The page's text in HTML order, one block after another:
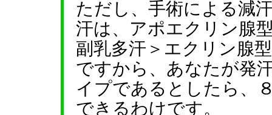
ただし、手術による減
汗は、アポエクリン腺
副乳多汗＞エクリン腺
ですから、あなたが発
イプであるとしたら、
できるわけです。